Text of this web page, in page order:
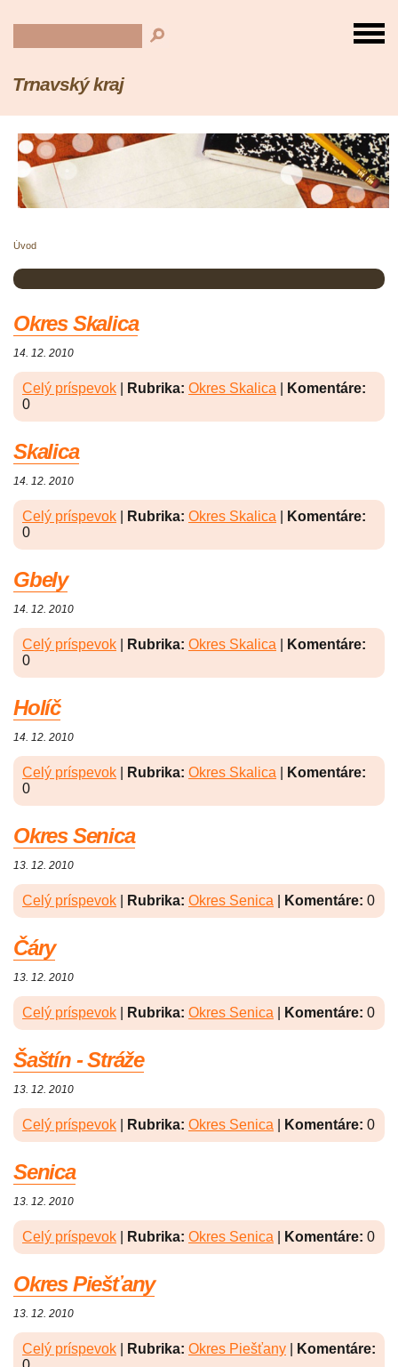
Trnavský kraj
Úvod
Okres Skalica
14. 12. 2010
Celý príspevok Rubrika: Okres Skalica
Komentáre:
0
Skalica
14. 12. 2010
Celý príspevok Rubrika: Okres Skalica
Komentáre:
0
Gbely
14. 12. 2010
Celý príspevok Rubrika: Okres Skalica
Komentáre:
0
Holíč
14. 12. 2010
Celý príspevok Rubrika: Okres Skalica
Komentáre:
0
Okres Senica
13. 12. 2010
Celý príspevok Rubrika: Okres Senica Komentáre: 0
Čáry
13. 12. 2010
Celý príspevok Rubrika: Okres Senica Komentáre: 0
Šaštín - Stráže
13. 12. 2010
Celý príspevok Rubrika: Okres Senica Komentáre: 0
Senica
13. 12. 2010
Celý príspevok Rubrika: Okres Senica Komentáre: 0
Okres Piešťany
13. 12. 2010
Celý príspevok Rubrika: Okres Piešťany
Komentáre: